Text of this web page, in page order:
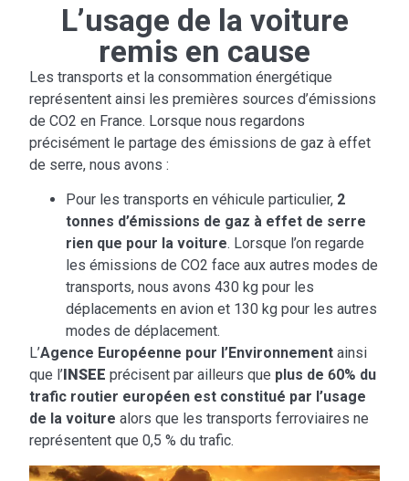
L’usage de la voiture
remis en cause
Les transports et la consommation énergétique
représentent ainsi les premières sources d’émissions
de CO2 en France. Lorsque nous regardons
précisément le partage des émissions de gaz à effet
de serre, nous avons :
Pour les transports en véhicule particulier, 2
tonnes d’émissions de gaz à effet de serre
rien que pour la voiture. Lorsque l’on regarde
les émissions de CO2 face aux autres modes de
transports, nous avons 430 kg pour les
déplacements en avion et 130 kg pour les autres
modes de déplacement.
L’Agence Européenne pour l’Environnement ainsi
que l’ INSEE précisent par ailleurs que plus de 60% du
trafic routier européen est constitué par l’usage
de la voiture alors que les transports ferroviaires ne
représentent que 0,5 % du trafic.